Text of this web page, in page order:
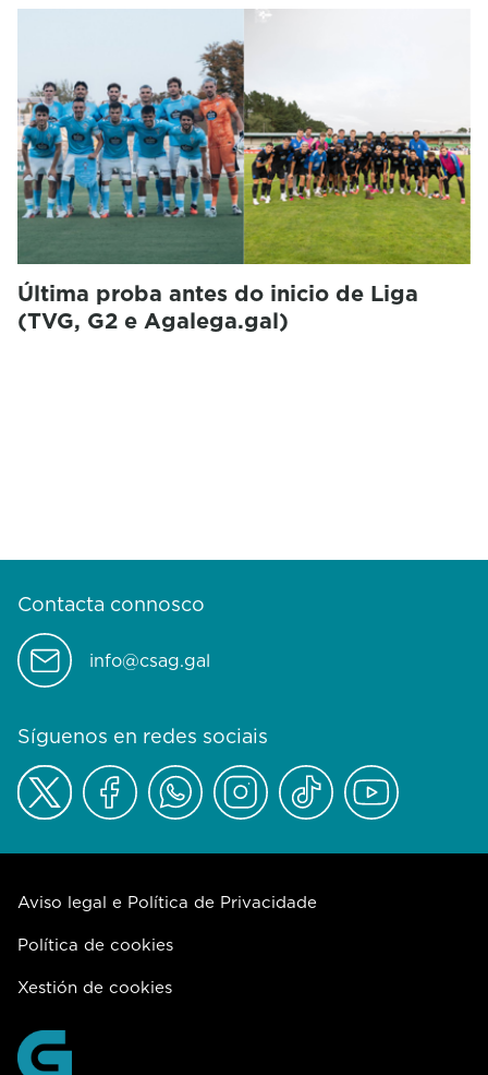
Última proba antes do inicio de Liga
(TVG, G2 e Agalega.gal)
Contacta connosco
info@csag.gal
Síguenos en redes sociais
Aviso legal e Política de Privacidade
Política de cookies
Xestión de cookies